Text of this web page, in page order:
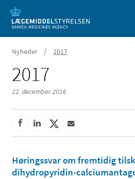
Nyheder / 2017
2017
22. december 2016
Høringssvar om fremtidig
dihydropyridin-